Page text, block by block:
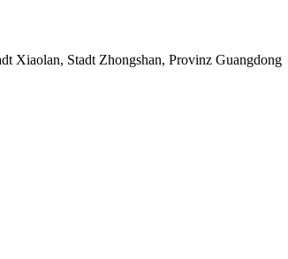
Xiaolan, Stadt Zhongshan, Provinz Guangdong